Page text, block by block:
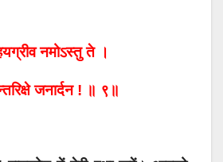
नमोऽस्तु ते ।
जनार्दन ! ॥ ९॥